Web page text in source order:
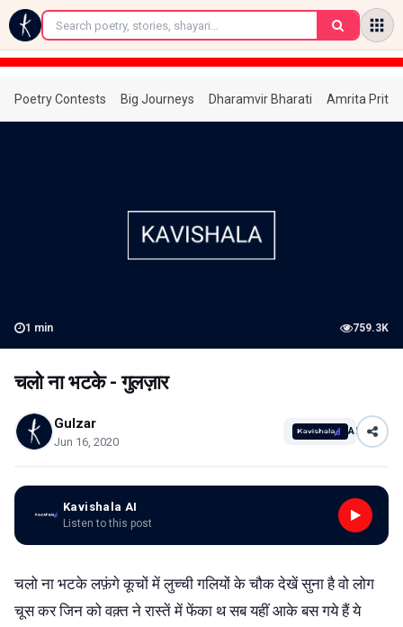
←
Poetry Contests Big Journeys Dharamvir Bharati Amrita
1 min 759.3K
चलो ना भटके - गुलज़ार
Gulzar
Jun 16, 2020
AI
Kavishala AI
Listen to this post
चलो ना भटके लफ़ंगे कूचों में लुच्ची गलियों के चौक देखें सुना है वो लोग
चूस कर जिन को वक़्त ने रास्तें में फेंका थ सब यहीं आके बस गये हैं ये